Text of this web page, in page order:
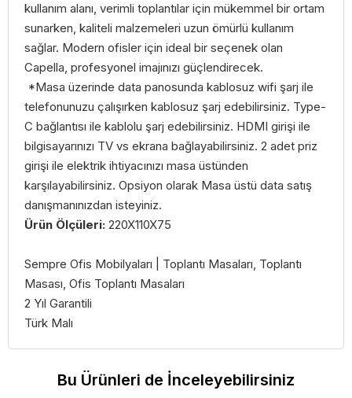
kullanım alanı, verimli toplantılar için mükemmel bir ortam
sunarken, kaliteli malzemeleri uzun ömürlü kullanım
sağlar. Modern ofisler için ideal bir seçenek olan
Capella, profesyonel imajınızı güçlendirecek.
*Masa üzerinde data panosunda kablosuz wifi şarj ile
telefonunuzu çalışırken kablosuz şarj edebilirsiniz. Type-
C bağlantısı ile kablolu şarj edebilirsiniz. HDMI girişi ile
bilgisayarınızı TV vs ekrana bağlayabilirsiniz. 2 adet priz
girişi ile elektrik ihtiyacınızı masa üstünden
karşılayabilirsiniz. Opsiyon olarak Masa üstü data satış
danışmanınızdan isteyiniz.
Ürün Ölçüleri: 220X110X75
Sempre Ofis Mobilyaları | Toplantı Masaları, Toplantı
Masası, Ofis Toplantı Masaları
2 Yıl Garantili
Türk Malı
Bu Ürünleri de İnceleyebilirsiniz